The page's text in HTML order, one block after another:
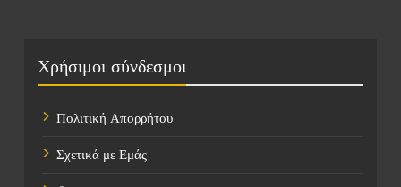
Πολιτική
Τοποθεσίες
Χρήσιμοι σύνδεσμοι
Πολιτική Απορρήτου
Σχετικά με Εμάς